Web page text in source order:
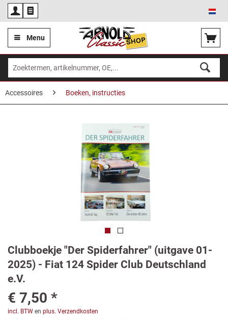
Menu
Accessoires Boeken, instructies
Clubboekje "Der Spiderfahrer" (uitgave 01-
2025) - Fiat 124 Spider Club Deutschland
e.V.
€ 7,50 *
incl. BTW en plus. Verzendkosten